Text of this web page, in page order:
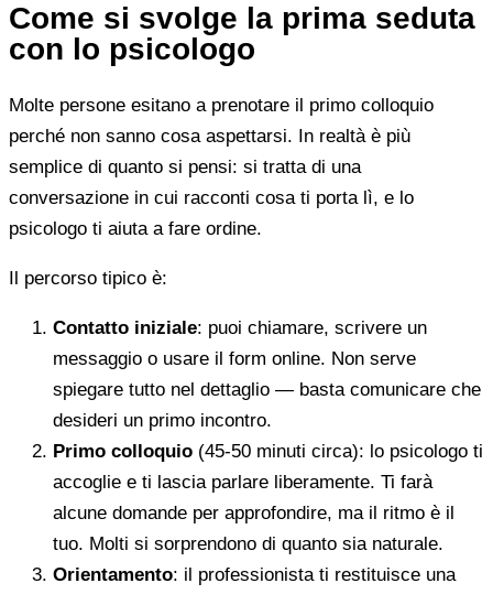
Come si svolge la prima seduta
con lo psicologo
Molte persone esitano a prenotare il primo colloquio
perché non sanno cosa aspettarsi. In realtà è più
semplice di quanto si pensi: si tratta di una
conversazione in cui racconti cosa ti porta lì, e lo
psicologo ti aiuta a fare ordine.
Il percorso tipico è:
Contatto iniziale: puoi chiamare, scrivere un
messaggio o usare il form online. Non serve
spiegare tutto nel dettaglio — basta comunicare che
desideri un primo incontro.
Primo colloquio (45-50 minuti circa): lo psicologo ti
accoglie e ti lascia parlare liberamente. Ti farà
alcune domande per approfondire, ma il ritmo è il
tuo. Molti si sorprendono di quanto sia naturale.
Orientamento: il professionista ti restituisce una